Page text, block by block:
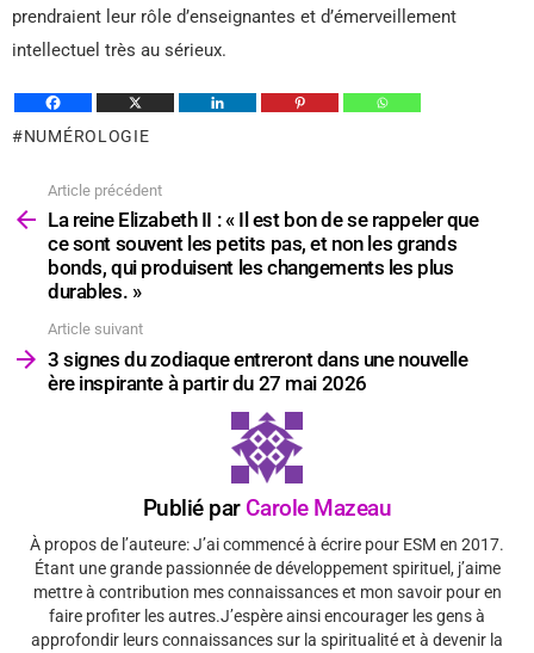
prendraient leur rôle d’enseignantes et d’émerveillement
intellectuel très au sérieux.
NUMÉROLOGIE
plus
Article précédent
La reine Elizabeth II : « Il est bon de se rappeler que
ce sont souvent les petits pas, et non les grands
bonds, qui produisent les changements les plus
durables. »
Article suivant
3 signes du zodiaque entreront dans une nouvelle
ère inspirante à partir du 27 mai 2026
Publié par Carole Mazeau
À propos de l’auteure: J’ai commencé à écrire pour ESM en 2017.
Étant une grande passionnée de développement spirituel, j’aime
mettre à contribution mes connaissances et mon savoir pour en
faire profiter les autres.J’espère ainsi encourager les gens à
approfondir leurs connaissances sur la spiritualité et à devenir la